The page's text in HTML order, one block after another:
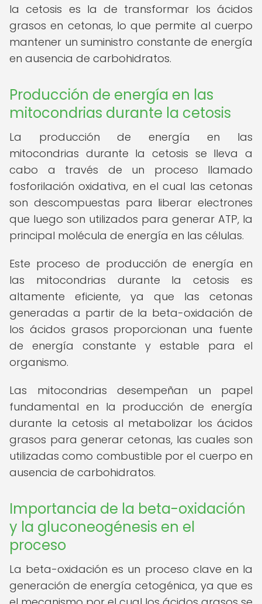
la cetosis es la de transformar los ácidos
grasos en cetonas, lo que permite al cuerpo
mantener un suministro constante de energía
en ausencia de carbohidratos.
Producción de energía en las
mitocondrias durante la cetosis
La producción de energía en las
mitocondrias durante la cetosis se lleva a
cabo a través de un proceso llamado
fosforilación oxidativa, en el cual las cetonas
son descompuestas para liberar electrones
que luego son utilizados para generar ATP, la
principal molécula de energía en las células.
Este proceso de producción de energía en
las mitocondrias durante la cetosis es
altamente eficiente, ya que las cetonas
generadas a partir de la beta-oxidación de
los ácidos grasos proporcionan una fuente
de energía constante y estable para el
organismo.
Las mitocondrias desempeñan un papel
fundamental en la producción de energía
durante la cetosis al metabolizar los ácidos
grasos para generar cetonas, las cuales son
utilizadas como combustible por el cuerpo en
ausencia de carbohidratos.
Importancia de la beta-oxidación
y la gluconeogénesis en el
proceso
La beta-oxidación es un proceso clave en la
generación de energía cetogénica, ya que es